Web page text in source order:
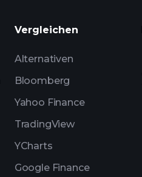
Vergleichen
Alternativen
Bloomberg
Yahoo Finance
TradingView
YCharts
Google Finance